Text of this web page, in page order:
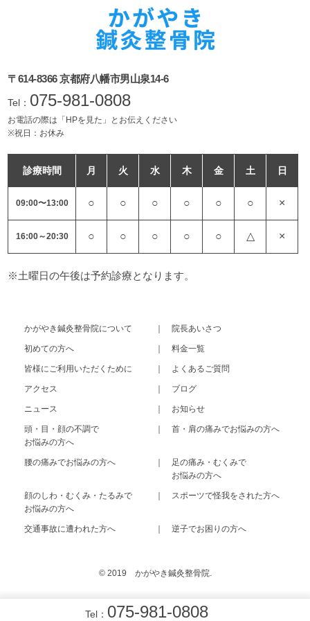
〒614-8366 京都府八幡市男山泉14-6
Tel： 075-981-0808
お電話の際は「HPを見た」とお伝えください
※祝日：お休み
診療時間 月 火 水 木 金 土 日
09:00〜13:00 ○ ○ ○ ○ ○ ○ ×
16:00～20:30 ○ ○ ○ ○ ○ △ ×
※土曜日の午後は予約診療となります。
かがやき鍼灸整骨院について 院長あいさつ
初めての方へ 料金一覧
皆様にご利用いただくために よくあるご質問
アクセス ブログ
ニュース お知らせ
頭・目・顔の不調で
お悩みの方へ
首・肩の痛みでお悩みの方へ
腰の痛みでお悩みの方へ
足の痛み・むくみで
お悩みの方へ
顔のしわ・むくみ・たるみで
お悩みの方へ
スポーツで怪我をされた方へ
交通事故に遭われた方へ 逆子でお困りの方へ
© 2019 かがやき鍼灸整骨院.
Tel： 075-981-0808